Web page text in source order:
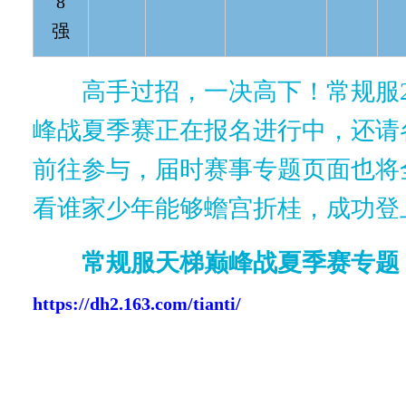
强
高手过招，一决高下！常规服
峰战夏季赛正在报名进行中，还
前往参与，届时赛事专题页面也
看谁家少年能够蟾宫折桂，成功
常规服天梯巅峰战夏季赛专题
https://dh2.163.com/tianti/